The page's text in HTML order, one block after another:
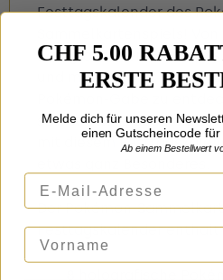
Festtagskalender des
holografischen Karten
und mehr gibt es jeden
selbst etwas gönnst
mit diesem
Der Pokémon-
Festtagskalender enthält
CHF 5.00
ERSTE
Melde dich für unseren
einen Gutscheincode
Ab einem Bestellwert
E-Mail-Adresse
Vorname